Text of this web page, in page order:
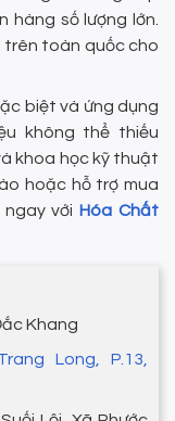
hàng số lượng lớn.
trên toàn quốc cho
biệt và ứng dụng
không thể thiếu
khoa học kỹ thuật
hoặc hỗ trợ mua
ngay vớiHóa Chất
Khang
Long, P.13,